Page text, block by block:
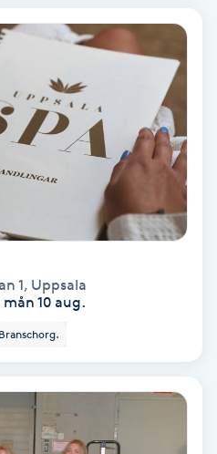
1, Uppsala
mån 10 aug.
Branschorg.